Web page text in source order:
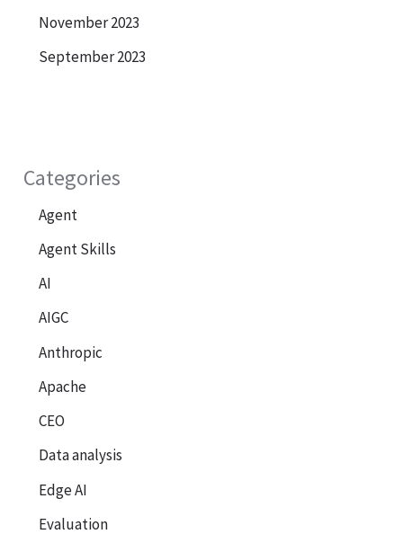
November 2023
September 2023
Categories
Agent
Agent Skills
AI
AIGC
Anthropic
Apache
CEO
Data analysis
Edge AI
Evaluation